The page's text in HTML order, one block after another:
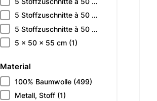
5 Stoffzuschnitte à 50 x 55 cm
5 Stoffzuschnitte à 50 x 55 cm
5 x 50 x 55 cm (1)
Material
100% Baumwolle (499)
Metall, Stoff (1)